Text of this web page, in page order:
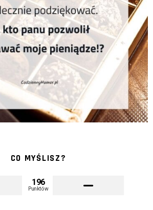
CO MYŚLISZ?
196
Punktów